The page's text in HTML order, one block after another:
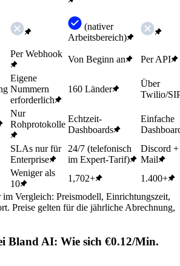
(nativer
Arbeitsbereich)
Per Webhook
Von Beginn an
Per API
Eigene
Nummern
erforderlich
160 Länder
Über
Twilio/
Nur
Rohprotokolle
Echtzeit-
Dashboards
Einfache
SLAs nur für
Enterprise
24/7 (telefonisch
im Expert-Tarif)
Discord
Mail
Weniger als
10
1,702+
1.400+
Vergleich: Preismodell, Einrichtungszeit,
Preise gelten für die jährliche Abrechnung,
Bland AI: Wie sich €0.12/Min.